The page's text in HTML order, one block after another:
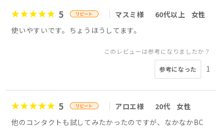
5 マスミ様 60代以上
女性
使いやすいです。ちょうほうしてます。
このレビューは参考になりましたか？
参考になった 1
5 アロエ様 20代
女性
他のコンタクトも試してみたかったのですが、なかなかBC